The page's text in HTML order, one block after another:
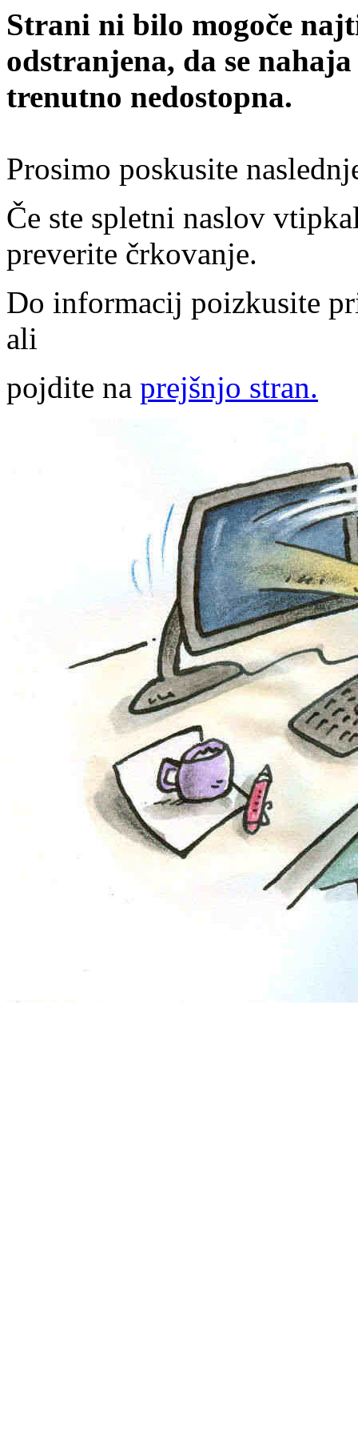
Strani ni bilo mogoče
odstranjena, da se
trenutno nedostopna.
Prosimo poskusite
Če ste spletni naslov
preverite črkovanje.
Do informacij poizkusite
ali
pojdite na prejšnjo stran.